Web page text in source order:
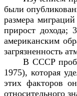
были
размера
прирост дохода;
американским
загрязненность
В СССР
1975), которая
этих факторов
относительного